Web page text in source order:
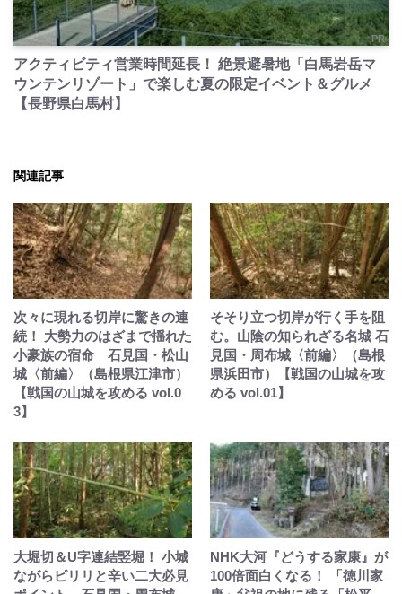
PR
アクティビティ営業時間延長！ 絶景避暑地「白馬岩岳マ
ウンテンリゾート」で楽しむ夏の限定イベント＆グルメ
【長野県白馬村】
関連記事
次々に現れる切岸に驚きの連
続！ 大勢力のはざまで揺れた
小豪族の宿命 石見国・松山
城〈前編〉（島根県江津市）
【戦国の山城を攻める vol.0
3】
そそり立つ切岸が行く手を阻
む。山陰の知られざる名城 石
見国・周布城〈前編〉（島根
県浜田市）【戦国の山城を攻
める vol.01】
大堀切＆U字連結竪堀！ 小城
ながらピリリと辛い二大必見
NHK大河『どうする家康』が
100倍面白くなる！ 「徳川家